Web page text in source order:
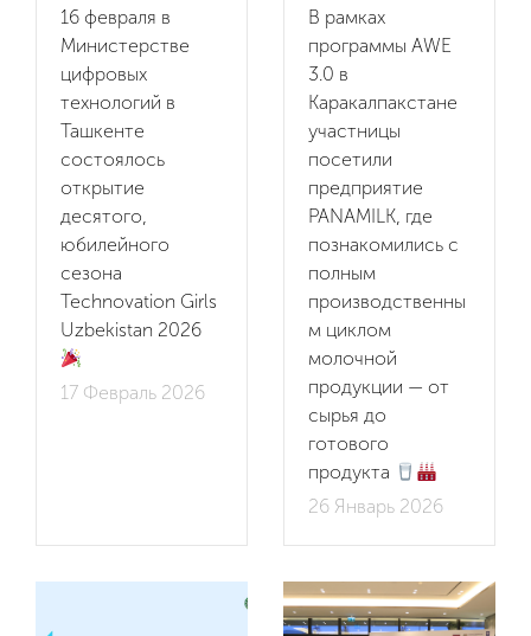
Impact
Мероприятия
Новости
Видео
Партнеры
Контакты
16 февраля в
Министерстве
цифровых
технологий в
Ташкенте
состоялось
открытие
десятого,
юбилейного
сезона
Technovation Girls
Uzbekistan 2026
17 Февраль 2026
В рамках
программы AWE
3.0 в
Каракалпакстане
участницы
посетили
предприятие
PANAMILK, где
познакомились с
полным
производственны
м циклом
молочной
продукции — от
сырья до
готового
продукта
26 Январь 2026